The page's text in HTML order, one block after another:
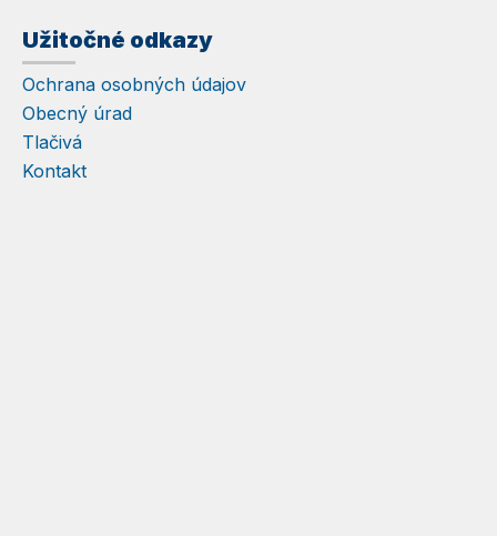
Užitočné odkazy
Ochrana osobných údajov
Obecný úrad
Tlačivá
Kontakt